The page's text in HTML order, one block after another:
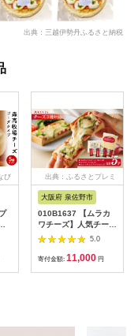
出典：三越伊勢丹ふるさと納税
び
出典：ふるさとプレミ
大阪府 泉佐野市
010B1637 【ムラカ
ワチーズ】人気チーズ
3種セット【食べ比べ
普段使い 高評価 ちー
ず】
5.0
寄付金額: 11,000 円